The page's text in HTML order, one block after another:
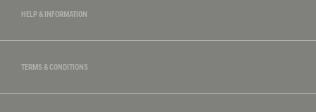
HELP & INFORMATION
TERMS & CONDITIONS